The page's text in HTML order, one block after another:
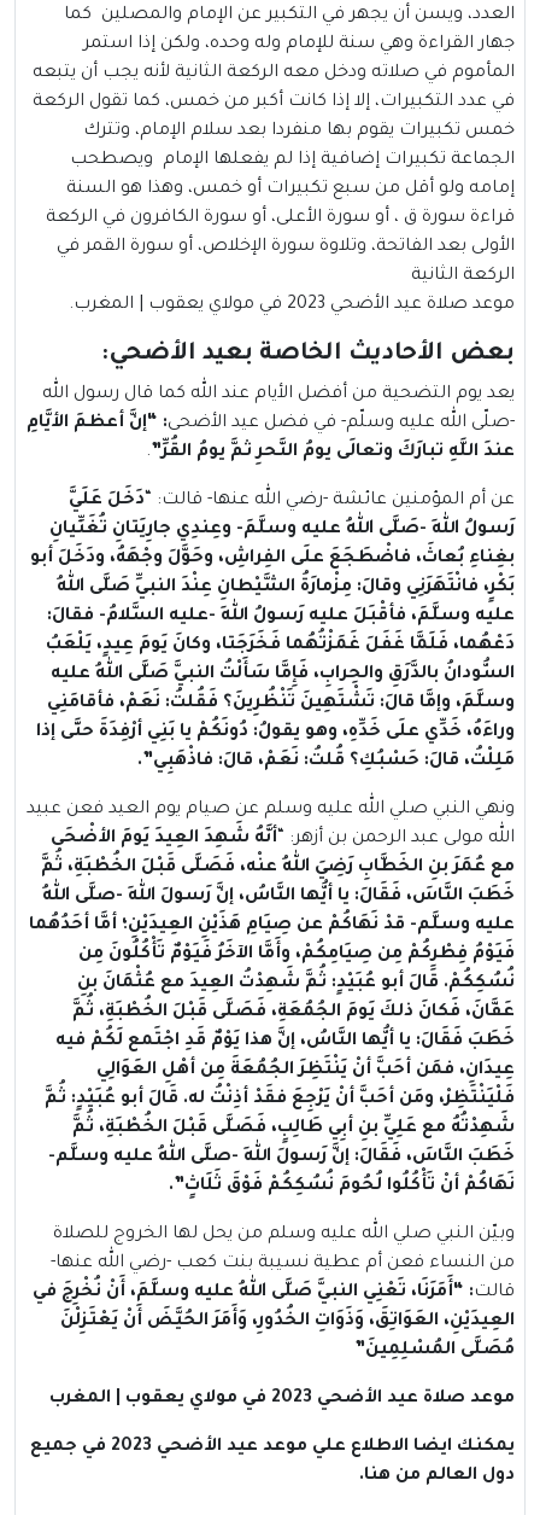
العدد، ويسن أن يجهر في التكبير عن الإمام والمصلين كما
جهار القراءة وهي سنة للإمام وله وحده، ولكن إذا استمر
المأموم في صلاته ودخل معه الركعة الثانية لأنه يجب أن يتبعه
في عدد التكبيرات، إلا إذا كانت أكبر من خمس، كما تقول الركعة
خمس تكبيرات يقوم بها منفردا بعد سلام الإمام، وتترك
الجماعة تكبيرات إضافية إذا لم يفعلها الإمام ويصطحب
إمامه ولو أقل من سبع تكبيرات أو خمس، وهذا هو السنة
قراءة سورة ق ، أو سورة الأعلى، أو سورة الكافرون في الركعة
الأولى بعد الفاتحة، وتلاوة سورة الإخلاص، أو سورة القمر في
الركعة الثانية
موعد صلاة عيد الأضحي 2023 في مولاي يعقوب | المغرب.
بعض الأحاديث الخاصة بعيد الأضحي:
يعد يوم التضحية من أفضل الأيام عند الله كما قال رسول الله
-صلّى الله عليه وسلّم- في فضل عيد الأضحى: “إنَّ أعظمَ الأيَّامِ
عندَ اللَّهِ تبارَكَ وتعالَى يومُ النَّحرِ ثمَّ يومُ القُرِّ” .
عن أم المؤمنين عائشة -رضي الله عنها- قالت: “ دَخَلَ عَلَيَّ
رَسولُ اللهِ -صَلَّى اللهُ عليه وسلَّمَ- وعِندِي جارِيَتانِ تُغَنِّيانِ
بغِناءِ بُعاثَ، فاضْطَجَعَ علَى الفِراشِ، وحَوَّلَ وجْهَهُ، ودَخَلَ أبو
بَكْرٍ، فانْتَهَرَنِي وقالَ: مِزْمارَةُ الشَّيْطانِ عِنْدَ النبيِّ صَلَّى اللهُ
عليه وسلَّمَ، فأقْبَلَ عليه رَسولُ اللهِ -عليه السَّلامُ- فقالَ:
دَعْهُما، فَلَمَّا غَفَلَ غَمَزْتُهُما فَخَرَجَتا، وكانَ يَومَ عِيدٍ، يَلْعَبُ
السُّودانُ بالدَّرَقِ والحِرابِ، فَإِمَّا سَأَلْتُ النبيَّ صَلَّى اللهُ عليه
وسلَّمَ، وإمَّا قالَ: تَشْتَهِينَ تَنْظُرِينَ؟ فَقُلتُ: نَعَمْ، فأقامَنِي
وراءَهُ، خَدِّي علَى خَدِّهِ، وهو يقولُ: دُونَكُمْ يا بَنِي أرْفِدَةَ حتَّى إذا
مَلِلْتُ، قالَ: حَسْبُكِ؟ قُلتُ: نَعَمْ، قالَ: فاذْهَبِي”.
ونهي النبي صلي الله عليه وسلم عن صيام يوم العيد فعن عبيد
الله مولى عبد الرحمن بن أزهر: “ أنَّهُ شَهِدَ العِيدَ يَومَ الأضْحَى
مع عُمَرَ بنِ الخَطَّابِ رَضِيَ اللهُ عنْه، فَصَلَّى قَبْلَ الخُطْبَةِ، ثُمَّ
خَطَبَ النَّاسَ، فَقَالَ: يا أيُّها النَّاسُ، إنَّ رَسولَ اللهِ -صلَّى اللهُ
عليه وسلَّم- قدْ نَهَاكُمْ عن صِيَامِ هَذَيْنِ العِيدَيْنِ؛ أمَّا أحَدُهُما
فَيَوْمُ فِطْرِكُمْ مِن صِيَامِكُمْ، وأَمَّا الآخَرُ فَيَوْمٌ تَأْكُلُونَ مِن
نُسُكِكُمْ. قَالَ أبو عُبَيْدٍ: ثُمَّ شَهِدْتُ العِيدَ مع عُثْمَانَ بنِ
عَفَّانَ، فَكانَ ذلكَ يَومَ الجُمُعَةِ، فَصَلَّى قَبْلَ الخُطْبَةِ، ثُمَّ
خَطَبَ فَقَالَ: يا أيُّها النَّاسُ، إنَّ هذا يَوْمٌ قَدِ اجْتَمع لَكُمْ فيه
عِيدَانِ، فمَن أحَبَّ أنْ يَنْتَظِرَ الجُمُعَةَ مِن أهْلِ العَوَالِي
فَلْيَنْتَظِرْ، ومَن أحَبَّ أنْ يَرْجِعَ فقَدْ أذِنْتُ له. قَالَ أبو عُبَيْدٍ: ثُمَّ
شَهِدْتُهُ مع عَلِيِّ بنِ أبِي طَالِبٍ، فَصَلَّى قَبْلَ الخُطْبَةِ، ثُمَّ
خَطَبَ النَّاسَ، فَقَالَ: إنَّ رَسولَ اللهِ -صلَّى اللهُ عليه وسلَّم-
نَهَاكُمْ أنْ تَأْكُلُوا لُحُومَ نُسُكِكُمْ فَوْقَ ثَلَاثٍ”.
وبيّن النبي صلي الله عليه وسلم من يحل لها الخروج للصلاة
من النساء فعن أم عطية نسيبة بنت كعب -رضي الله عنها-
قالت: “أَمَرَنَا، تَعْنِي النبيَّ صَلَّى اللهُ عليه وسلَّمَ، أَنْ نُخْرِجَ في
العِيدَيْنِ، العَوَاتِقَ، وَذَوَاتِ الخُدُورِ، وَأَمَرَ الحُيَّضَ أَنْ يَعْتَزِلْنَ
مُصَلَّى المُسْلِمِينَ”
موعد صلاة عيد الأضحي 2023 في مولاي يعقوب | المغرب
يمكنك ايضا الاطلاع علي موعد عيد الأضحي 2023 في جميع
دول العالم من هنا.